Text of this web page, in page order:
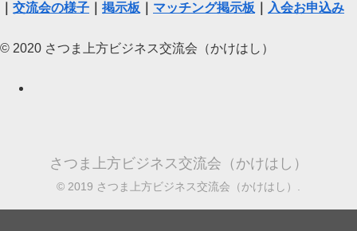
交流会の様子 掲示板 マッチング掲示板 入会お申込み
© 2020 さつま上方ビジネス交流会（かけはし）
さつま上方ビジネス交流会（かけはし）
© 2019 さつま上方ビジネス交流会（かけはし）.